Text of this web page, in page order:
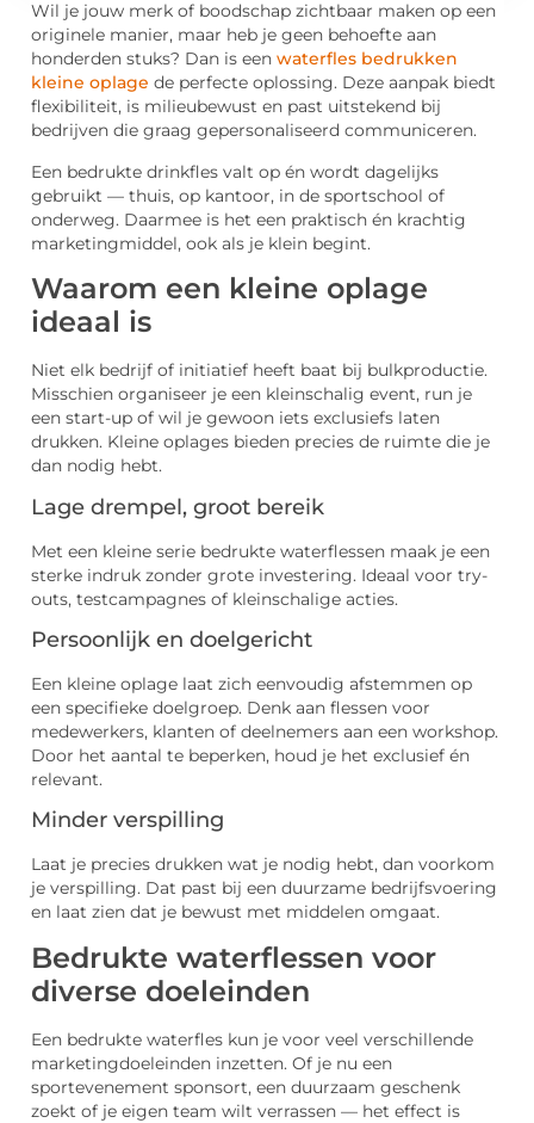
Wil je jouw merk of boodschap zichtbaar maken op een
originele manier, maar heb je geen behoefte aan
honderden stuks? Dan is een waterfles bedrukken
kleine oplage de perfecte oplossing. Deze aanpak biedt
flexibiliteit, is milieubewust en past uitstekend bij
bedrijven die graag gepersonaliseerd communiceren.
Een bedrukte drinkfles valt op én wordt dagelijks
gebruikt — thuis, op kantoor, in de sportschool of
onderweg. Daarmee is het een praktisch én krachtig
marketingmiddel, ook als je klein begint.
Waarom een kleine oplage
ideaal is
Niet elk bedrijf of initiatief heeft baat bij bulkproductie.
Misschien organiseer je een kleinschalig event, run je
een start-up of wil je gewoon iets exclusiefs laten
drukken. Kleine oplages bieden precies de ruimte die je
dan nodig hebt.
Lage drempel, groot bereik
Met een kleine serie bedrukte waterflessen maak je een
sterke indruk zonder grote investering. Ideaal voor try-
outs, testcampagnes of kleinschalige acties.
Persoonlijk en doelgericht
Een kleine oplage laat zich eenvoudig afstemmen op
een specifieke doelgroep. Denk aan flessen voor
medewerkers, klanten of deelnemers aan een workshop.
Door het aantal te beperken, houd je het exclusief én
relevant.
Minder verspilling
Laat je precies drukken wat je nodig hebt, dan voorkom
je verspilling. Dat past bij een duurzame bedrijfsvoering
en laat zien dat je bewust met middelen omgaat.
Bedrukte waterflessen voor
diverse doeleinden
Een bedrukte waterfles kun je voor veel verschillende
marketingdoeleinden inzetten. Of je nu een
sportevenement sponsort, een duurzaam geschenk
zoekt of je eigen team wilt verrassen — het effect is